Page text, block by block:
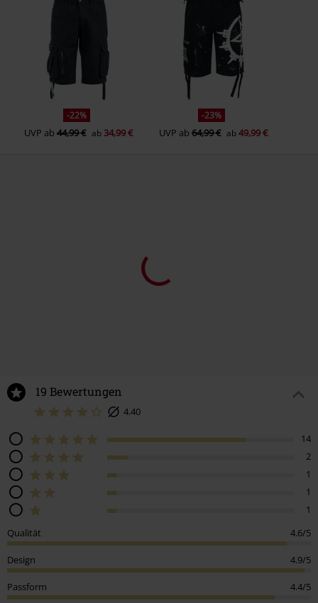
-22%
UVP ab44,99 € ab34,99 €
-23%
UVP ab64,99 € ab49,99 €
19 Bewertungen
4.40
14
2
1
1
1
Qualität
4.6/5
Design 4.9/5
Passform 4.4/5